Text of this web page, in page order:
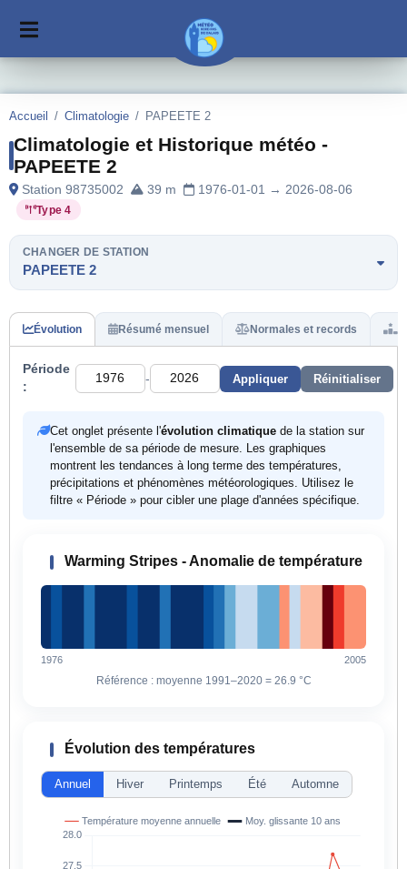
Accueil / Climatologie / PAPEETE 2
Climatologie et Historique météo -
PAPEETE 2
Station 98735002 39 m 1976-01-01 → 2026-08-06
Type 4
CHANGER DE STATION
PAPEETE 2
Évolution Résumé mensuel Normales et records
Période
:
- Appliquer Réinitialiser
Cet onglet présente l'évolution climatique de la station sur
l'ensemble de sa période de mesure. Les graphiques
montrent les tendances à long terme des températures,
précipitations et phénomènes météorologiques. Utilisez le
filtre « Période » pour cibler une plage d'années spécifique.
Warming Stripes - Anomalie de température
1976 2005
Référence : moyenne 1991–2020 = 26.9 °C
Évolution des températures
Annuel Hiver Printemps Été Automne